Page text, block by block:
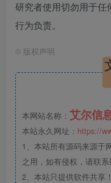
研究者使用切勿用于任
行为负责。
© 版权声明
本网站名称： 艾尔信
本站永久网址： https://
1、本站所有源码来源于
之用，如有侵权，请联系
2、本站只提供软件共享